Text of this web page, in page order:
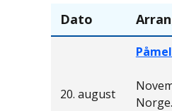
Dato
20. august